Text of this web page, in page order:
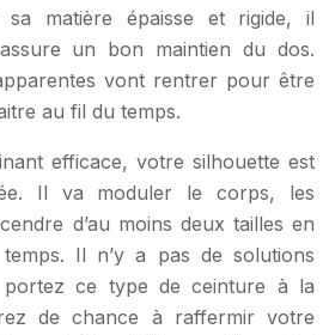
sa matière épaisse et rigide, il
un bon maintien du dos.
vont rentrer pour être
au fil du temps.
efficace, votre silhouette est
Il va moduler le corps, les
d’au moins deux tailles en
Il n’y a pas de solutions
ce type de ceinture à la
de chance à raffermir votre